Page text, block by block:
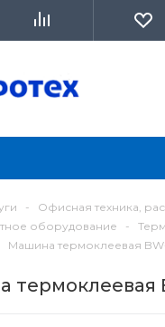
-
Офисная техника,
оборудование -
Машина термоклеевая
термоклеевая